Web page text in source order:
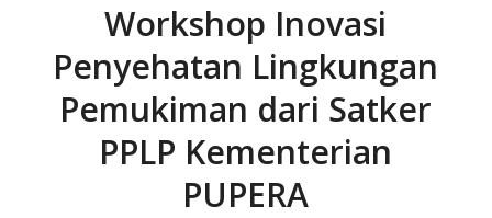
Workshop Inovasi
Penyehatan Lingkungan
Pemukiman dari Satker
PPLP Kementerian
PUPERA